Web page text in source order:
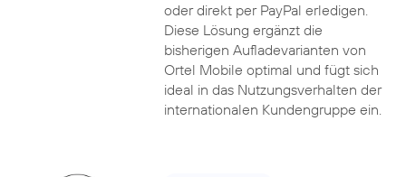
oder direkt per PayPal erledigen.
Diese Lösung ergänzt die
bisherigen Aufladevarianten von
Ortel Mobile optimal und fügt sich
ideal in das Nutzungsverhalten der
internationalen Kundengruppe ein.